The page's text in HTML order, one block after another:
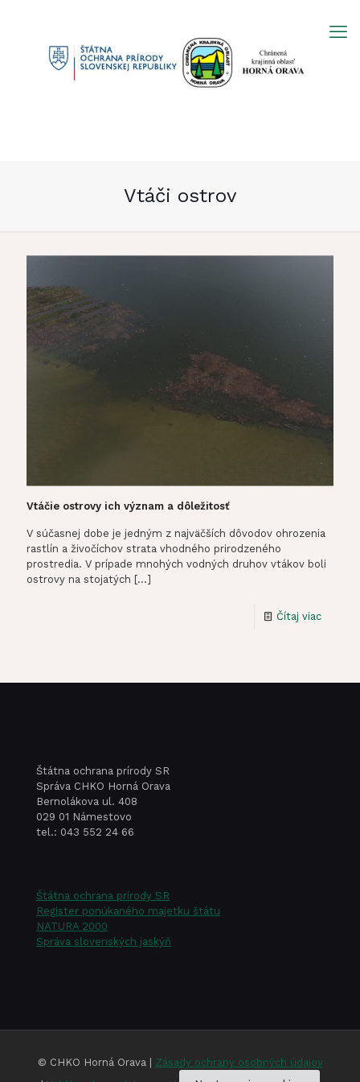
Vtáči ostrov
Vtáčie ostrovy ich význam a dôležitosť
V súčasnej dobe je jedným z najväčších dôvodov ohrozenia
rastlín a živočíchov strata vhodného prirodzeného
prostredia. V prípade mnohých vodných druhov vtákov boli
ostrovy na stojatých […]
Čítaj viac-
Štátna ochrana prírody SR
Správa CHKO Horná Orava
Bernolákova ul. 408
029 01 Námestovo
tel.: 043 552 24 66
Štátna ochrana prírody SR
Register ponúkaného majetku štátu
NATURA 2000
Správa slovenských jaskýň
© CHKO Horná Orava | Zásady ochrany osobných údajov